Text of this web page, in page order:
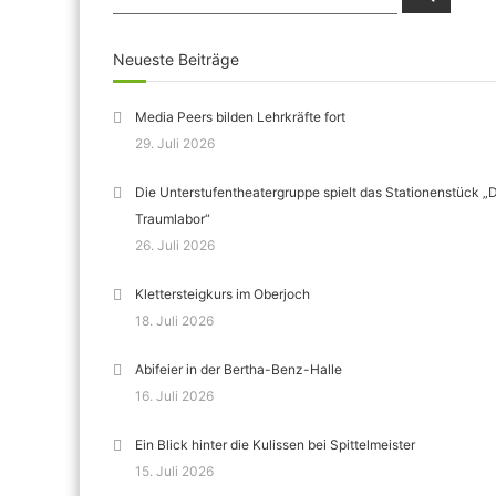
Neueste Beiträge
Media Peers bilden Lehrkräfte fort
29. Juli 2026
Die Unterstufentheatergruppe spielt das Stationenstück
Traumlabor“
26. Juli 2026
Klettersteigkurs im Oberjoch
18. Juli 2026
Abifeier in der Bertha-Benz-Halle
16. Juli 2026
Ein Blick hinter die Kulissen bei Spittelmeister
15. Juli 2026